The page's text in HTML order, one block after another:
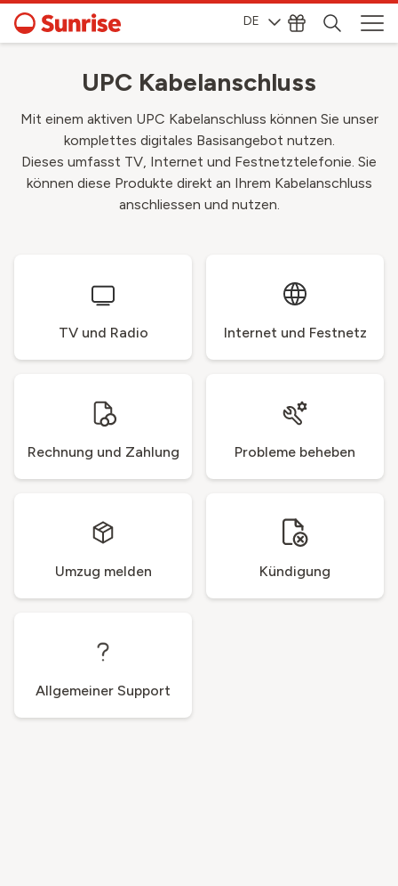
DE
UPC Kabelanschluss
Mit einem aktiven UPC Kabelanschluss können Sie unser
komplettes digitales Basisangebot nutzen.
Dieses umfasst TV, Internet und Festnetztelefonie. Sie
können diese Produkte direkt an Ihrem Kabelanschluss
anschliessen und nutzen.
TV und Radio Internet und Festnetz
Rechnung und Zahlung Probleme beheben
Umzug melden Kündigung
Allgemeiner Support